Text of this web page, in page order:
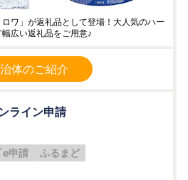
ワ」が返礼品として登場！大人気のハー
広い返礼品をご用意♪
体のご紹介
ライン申請
e申請
ふるまど